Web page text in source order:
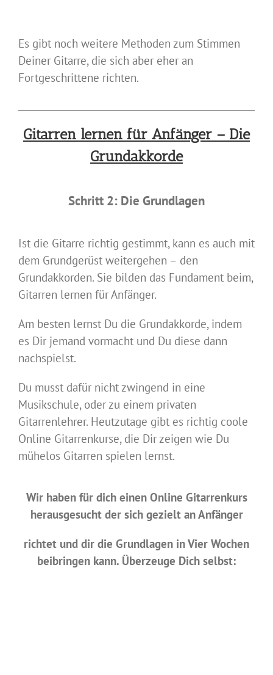
Es gibt noch weitere Methoden zum Stimmen
Deiner Gitarre, die sich aber eher an
Fortgeschrittene richten.
Gitarren lernen für Anfänger – Die
Grundakkorde
Schritt 2: Die Grundlagen
Ist die Gitarre richtig gestimmt, kann es auch mit
dem Grundgerüst weitergehen – den
Grundakkorden. Sie bilden das Fundament beim,
Gitarren lernen für Anfänger.
Am besten lernst Du die Grundakkorde, indem
es Dir jemand vormacht und Du diese dann
nachspielst.
Du musst dafür nicht zwingend in eine
Musikschule, oder zu einem privaten
Gitarrenlehrer. Heutzutage gibt es richtig coole
Online Gitarrenkurse, die Dir zeigen wie Du
mühelos Gitarren spielen lernst.
Wir haben für dich einen Online Gitarrenkurs
herausgesucht der sich gezielt an Anfänger
richtet und dir die Grundlagen in Vier Wochen
beibringen kann. Überzeuge Dich selbst: